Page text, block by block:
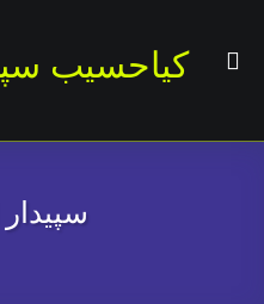
کیاحسیب